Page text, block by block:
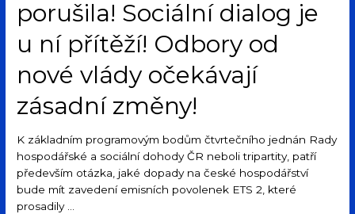
porušila! Sociální dialog je
u ní přítěží! Odbory od
nové vlády očekávají
zásadní změny!
K základním programovým bodům čtvrtečního jednán Rady
hospodářské a sociální dohody ČR neboli tripartity, patří
především otázka, jaké dopady na české hospodářství
bude mít zavedení emisních povolenek ETS 2, které
prosadily …